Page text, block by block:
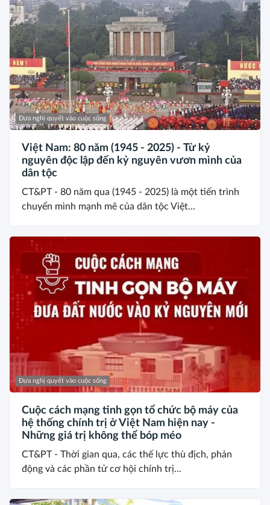
Đưa nghị quyết vào cuộc sống
Việt Nam: 80 năm (1945 - 2025) - Từ kỷ
nguyên độc lập đến kỷ nguyên vươn mình của
dân tộc
CT&PT - 80 năm qua (1945 - 2025) là một tiến trình
chuyển mình mạnh mẽ của dân tộc Việt...
Đưa nghị quyết vào cuộc sống
Cuộc cách mạng tinh gọn tổ chức bộ máy của
hệ thống chính trị ở Việt Nam hiện nay -
Những giá trị không thể bóp méo
CT&PT - Thời gian qua, các thế lực thù địch, phản
động và các phần tử cơ hội chính trị...